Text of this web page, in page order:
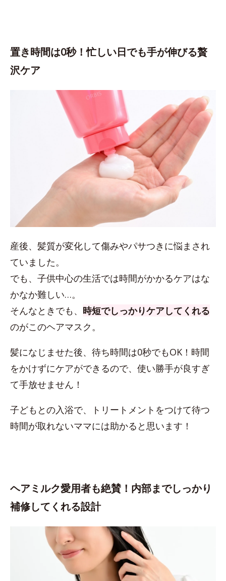
置き時間は0秒！忙しい日でも手が伸びる贅
沢ケア
産後、髪質が変化して傷みやパサつきに悩まされ
ていました。
でも、子供中心の生活では時間がかかるケアはな
かなか難しい…。
そんなときでも、 時短でしっかりケアしてくれる
のがこのヘアマスク。
髪になじませた後、待ち時間は0秒でもOK！時間
をかけずにケアができるので、使い勝手が良すぎ
て手放せません！
子どもとの入浴で、トリートメントをつけて待つ
時間が取れないママには助かると思います！
ヘアミルク愛用者も絶賛！内部までしっかり
補修してくれる設計